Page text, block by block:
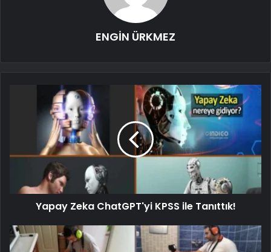
ENGİN ÜRKMEZ
Yapay Zeka ChatGPT'yi KPSS ile Tanıttık!